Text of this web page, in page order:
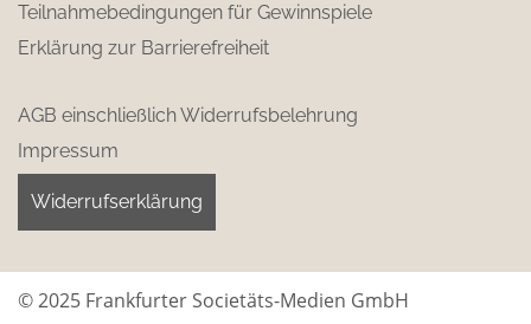
Teilnahmebedingungen für Gewinnspiele
Erklärung zur Barrierefreiheit
AGB einschließlich Widerrufsbelehrung
Impressum
Widerrufserklärung
© 2025 Frankfurter Societäts-Medien GmbH